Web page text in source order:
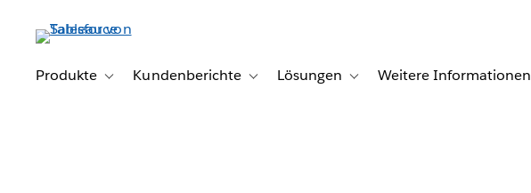
Produkte
Toggle sub-navigation for Produkte
Kundenberichte Toggle sub-navigation for Kundenberichte
Lösungen Toggle sub-navigation for Lösungen
Weitere Informationen